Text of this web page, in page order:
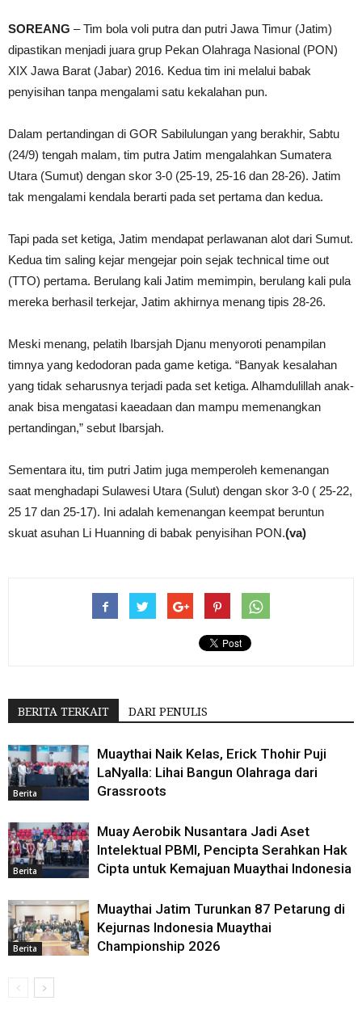
SOREANG – Tim bola voli putra dan putri Jawa Timur (Jatim)
dipastikan menjadi juara grup Pekan Olahraga Nasional (PON)
XIX Jawa Barat (Jabar) 2016. Kedua tim ini melalui babak
penyisihan tanpa mengalami satu kekalahan pun.
Dalam pertandingan di GOR Sabilulungan yang berakhir, Sabtu
(24/9) tengah malam, tim putra Jatim mengalahkan Sumatera
Utara (Sumut) dengan skor 3-0 (25-19, 25-16 dan 28-26). Jatim
tak mengalami kendala berarti pada set pertama dan kedua.
Tapi pada set ketiga, Jatim mendapat perlawanan alot dari Sumut.
Kedua tim saling kejar mengejar poin sejak technical time out
(TTO) pertama. Berulang kali Jatim memimpin, berulang kali pula
mereka berhasil terkejar, Jatim akhirnya menang tipis 28-26.
Meski menang, pelatih Ibarsjah Djanu menyoroti penampilan
timnya yang kedodoran pada game ketiga. “Banyak kesalahan
yang tidak seharusnya terjadi pada set ketiga. Alhamdulillah anak-
anak bisa mengatasi kaeadaan dan mampu memenangkan
pertandingan,” sebut Ibarsjah.
Sementara itu, tim putri Jatim juga memperoleh kemenangan
saat menghadapi Sulawesi Utara (Sulut) dengan skor 3-0 ( 25-22,
25 17 dan 25-17). Ini adalah kemenangan keempat beruntun
skuat asuhan Li Huanning di babak penyisihan PON.(va)
BERITA TERKAIT DARI PENULIS
Berita
Muaythai Naik Kelas, Erick Thohir Puji
LaNyalla: Lihai Bangun Olahraga dari
Grassroots
Berita
Muay Aerobik Nusantara Jadi Aset
Intelektual PBMI, Pencipta Serahkan Hak
Cipta untuk Kemajuan Muaythai Indonesia
Berita
Muaythai Jatim Turunkan 87 Petarung di
Kejurnas Indonesia Muaythai
Championship 2026